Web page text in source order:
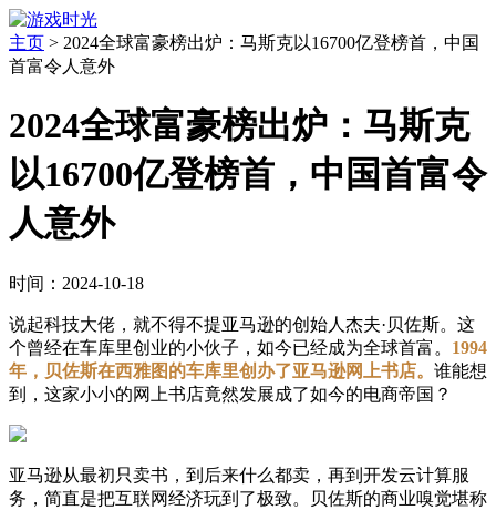
主页 > 2024全球富豪榜出炉：马斯克以16700亿登榜首，中国
首富令人意外
2024全球富豪榜出炉：马斯克
以16700亿登榜首，中国首富令
人意外
时间：2024-10-18
说起科技大佬，就不得不提亚马逊的创始人杰夫·贝佐斯。这
个曾经在车库里创业的小伙子，如今已经成为全球首富。 1994
年，贝佐斯在西雅图的车库里创办了亚马逊网上书店。 谁能想
到，这家小小的网上书店竟然发展成了如今的电商帝国？
亚马逊从最初只卖书，到后来什么都卖，再到开发云计算服
务，简直是把互联网经济玩到了极致。贝佐斯的商业嗅觉堪称